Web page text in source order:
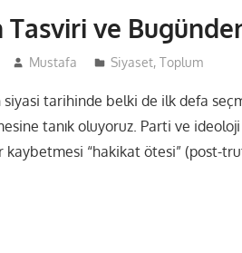
Tasviri ve
Mustafa Siyaset, Toplum
siyasi tarihinde belki de ilk defa
tanık oluyoruz. Parti ve
kaybetmesi “hakikat ötesi” (post-